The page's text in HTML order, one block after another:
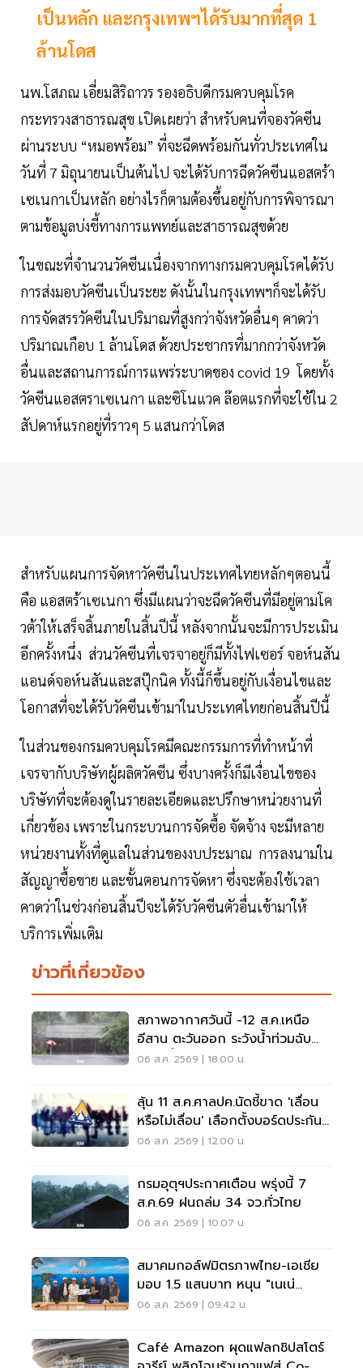
เป็นหลัก และกรุงเทพฯได้รับมากที่สุด 1
ล้านโดส
นพ.โสภณ เอี่ยมสิริถาวร รองอธิบดีกรมควบคุมโรค
กระทรวงสาธารณสุข เปิดเผยว่า สำหรับคนที่จองวัคซีน
ผ่านระบบ “หมอพร้อม” ที่จะฉีดพร้อมกันทั่วประเทศใน
วันที่ 7 มิถุนายนเป็นต้นไป จะได้รับการฉีดวัคซีนแอสตร้า
เซเนกาเป็นหลัก อย่างไรก็ตามต้องขึ้นอยู่กับการพิจารณา
ตามข้อมูลบ่งชี้ทางการแพทย์และสาธารณสุขด้วย
ในขณะที่จำนวนวัคซีนเนื่องจากทางกรมควบคุมโรคได้รับ
การส่งมอบวัคซีนเป็นระยะ ดังนั้นในกรุงเทพฯก็จะได้รับ
การจัดสรรวัคซีนในปริมาณที่สูงกว่าจังหวัดอื่นๆ คาดว่า
ปริมาณเกือบ 1 ล้านโดส ด้วยประชากรที่มากกว่าจังหวัด
อื่นและสถานการณ์การแพร่ระบาดของ covid 19 โดยทั้ง
วัคซีนแอสตราเซเนกา และซิโนแวค ล๊อตแรกที่จะใช้ใน 2
สัปดาห์แรกอยู่ที่ราวๆ 5 แสนกว่าโดส
สำหรับแผนการจัดหาวัคซีนในประเทศไทยหลักๆตอนนี้
คือ แอสตร้าเซเนกา ซึ่งมีแผนว่าจะฉีดวัคซีนที่มีอยู่ตามโค
วต้าให้เสร็จสิ้นภายในสิ้นปีนี้ หลังจากนั้นจะมีการประเมิน
อีกครั้งหนึ่ง ส่วนวัคซีนที่เจรจาอยู่ก็มีทั้งไฟเซอร์ จอห์นสัน
แอนด์จอห์นสันและสปุ๊กนิค ทั้งนี้ก็ขึ้นอยู่กับเงื่อนไขและ
โอกาสที่จะได้รับวัคซีนเข้ามาในประเทศไทยก่อนสิ้นปีนี้
ในส่วนของกรมควบคุมโรคมีคณะกรรมการที่ทำหน้าที่
เจรจากับบริษัทผู้ผลิตวัคซีน ซึ่งบางครั้งก็มีเงื่อนไขของ
บริษัทที่จะต้องดูในรายละเอียดและปรึกษาหน่วยงานที่
เกี่ยวข้อง เพราะในกระบวนการจัดซื้อ จัดจ้าง จะมีหลาย
หน่วยงานทั้งที่ดูแลในส่วนของงบประมาณ การลงนามใน
สัญญาซื้อขาย และขั้นตอนการจัดหา ซึ่งจะต้องใช้เวลา
คาดว่าในช่วงก่อนสิ้นปีจะได้รับวัคซีนตัวอื่นเข้ามาให้
บริการเพิ่มเติม
ข่าวที่เกี่ยวข้อง
สภาพอากาศวันนี้ -12 ส.ค.เหนือ
อีสาน ตะวันออก ระวังน้ำท่วมฉับ
พลัน น้ำป่าไหลหลาก
06 ส.ค. 2569 | 18:00 น.
ลุ้น 11 ส.ค.ศาลปค.นัดชี้ขาด 'เลื่อน
หรือไม่เลื่อน' เลือกตั้งบอร์ดประกัน
สังคม
06 ส.ค. 2569 | 12:00 น.
กรมอุตุฯประกาศเตือน พรุ่งนี้ 7
ส.ค.69 ฝนถล่ม 34 จว.ทั่วไทย
06 ส.ค. 2569 | 10:07 น.
สมาคมกอล์ฟมิตรภาพไทย-เอเชีย
มอบ 1.5 แสนบาท หนุน "เนเน่
รอยัล" ลุยเวทีที่สหรัฐ
06 ส.ค. 2569 | 09:42 น.
Café Amazon ผุดแฟลกชิปสโตร์